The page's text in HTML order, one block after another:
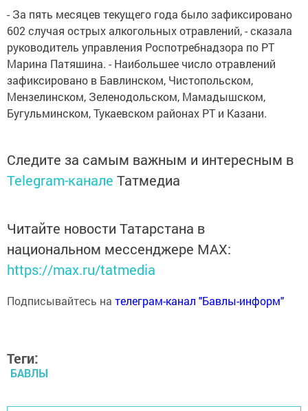
- За пять месяцев текущего года было зафиксировано
602 случая острых алкогольных отравлений, - сказала
руководитель управления Роспотребнадзора по РТ
Марина Патяшина. - Наибольшее число отравлений
зафиксировано в Бавлинском, Чистопольском,
Мензелинском, Зеленодольском, Мамадышском,
Бугульминском, Тукаевском районах РТ и Казани.
Следите за самым важным и интересным в
Telegram-канале Татмедиа
Читайте новости Татарстана в
национальном мессенджере MАХ:
https://max.ru/tatmedia
Подписывайтесь на телеграм-канал "Бавлы-информ"
Теги:
БАВЛЫ